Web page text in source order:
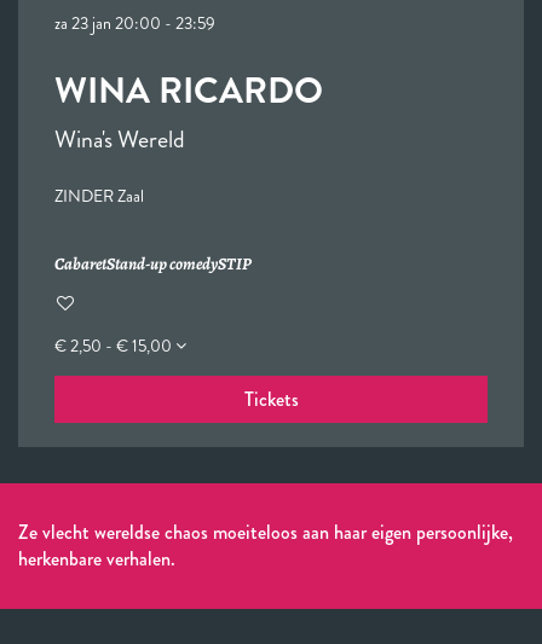
WINA RICARDO
Wina's Wereld
za 23 jan 20:00 - 23:59
ZINDER Zaal
CabaretStand-up comedySTIP
€ 2,50 - € 15,00
Tickets
Ze vlecht wereldse chaos moeiteloos aan haar eigen persoonlijke,
herkenbare verhalen.